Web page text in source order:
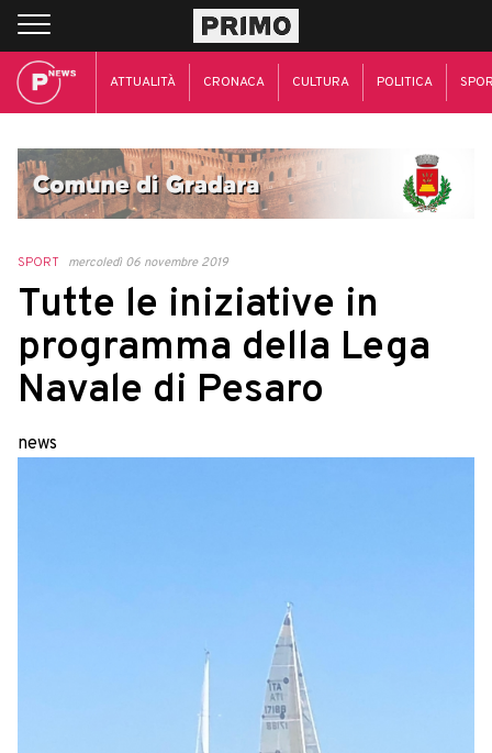
ATTUALITÀ CRONACA CULTURA POLITICA
SPORT mercoledì 06 novembre 2019
Tutte le iniziative in
programma della Lega
Navale di Pesaro
news